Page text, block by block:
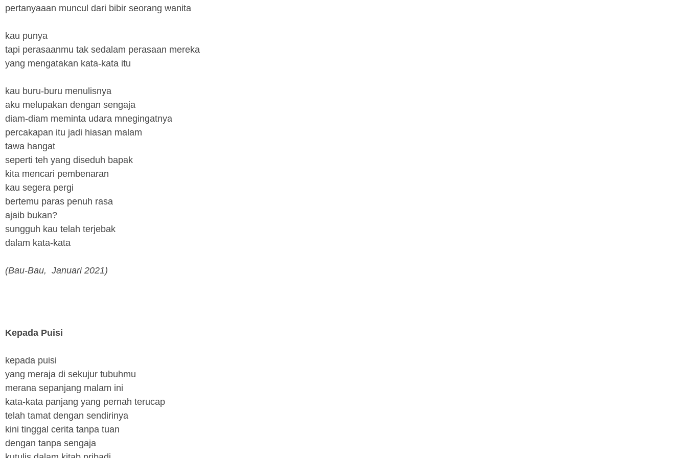
pertanyaaan muncul dari bibir seorang wanita
kau punya
tapi perasaanmu tak sedalam perasaan mereka
yang mengatakan kata-kata itu
kau buru-buru menulisnya
aku melupakan dengan sengaja
diam-diam meminta udara mnegingatnya
percakapan itu jadi hiasan malam
tawa hangat
seperti teh yang diseduh bapak
kita mencari pembenaran
kau segera pergi
bertemu paras penuh rasa
ajaib bukan?
sungguh kau telah terjebak
dalam kata-kata
(Bau-Bau, Januari 2021)
Kepada Puisi
kepada puisi
yang meraja di sekujur tubuhmu
merana sepanjang malam ini
kata-kata panjang yang pernah terucap
telah tamat dengan sendirinya
kini tinggal cerita tanpa tuan
dengan tanpa sengaja